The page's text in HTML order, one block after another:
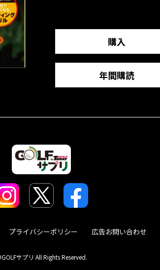
購入
年間購読
プライバシーポリシー 広告お問い合わせ
サプリ All Rights Reserved.